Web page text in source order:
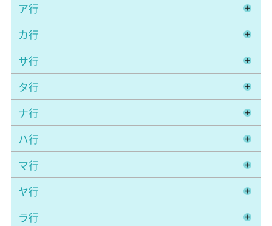
ア行
カ行
サ行
タ行
ナ行
ハ行
マ行
ヤ行
ラ行